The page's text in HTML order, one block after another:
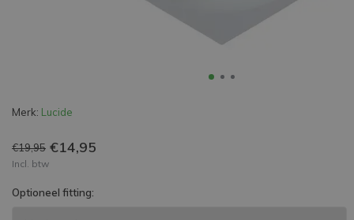
Merk: Lucide
€19,95 €14,95
Incl. btw
Optioneel fitting: